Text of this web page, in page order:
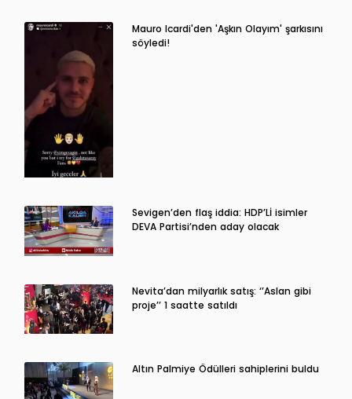
Mauro Icardi'den 'Aşkın Olayım' şarkısını
söyledi!
Sevigen’den flaş iddia: HDP’Lİ isimler
DEVA Partisi’nden aday olacak
Nevita’dan milyarlık satış: ‘’Aslan gibi
proje’’ 1 saatte satıldı
Altın Palmiye Ödülleri sahiplerini buldu